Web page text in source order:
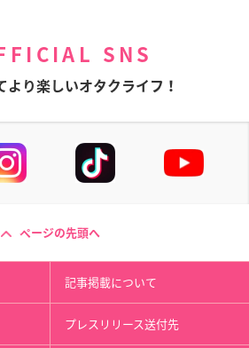
SNS
より楽しいオタクライフ！
ページの先頭へ
記事掲載について
プレスリリース送付先